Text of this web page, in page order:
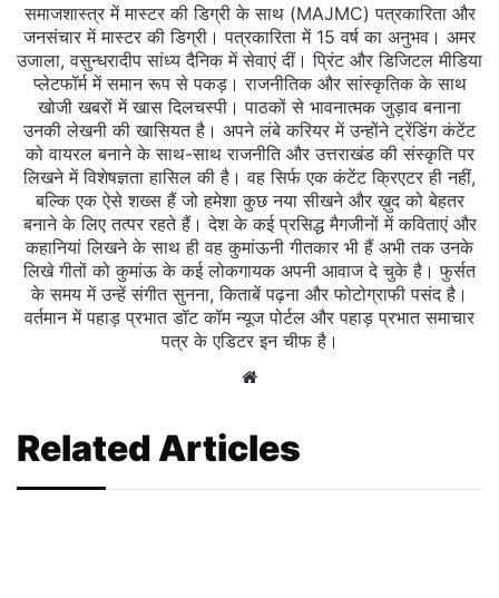
समाजशास्त्र में मास्टर की डिग्री के साथ (MAJMC) पत्रकारिता और
जनसंचार में मास्टर की डिग्री। पत्रकारिता में 15 वर्ष का अनुभव। अमर
उजाला, वसुन्धरादीप सांध्य दैनिक में सेवाएं दीं। प्रिंट और डिजिटल मीडिया
प्लेटफॉर्म में समान रूप से पकड़। राजनीतिक और सांस्कृतिक के साथ
खोजी खबरों में खास दिलचस्‍पी। पाठकों से भावनात्मक जुड़ाव बनाना
उनकी लेखनी की खासियत है। अपने लंबे करियर में उन्होंने ट्रेंडिंग कंटेंट
को वायरल बनाने के साथ-साथ राजनीति और उत्तराखंड की संस्कृति पर
लिखने में विशेषज्ञता हासिल की है। वह सिर्फ एक कंटेंट क्रिएटर ही नहीं,
बल्कि एक ऐसे शख्स हैं जो हमेशा कुछ नया सीखने और ख़ुद को बेहतर
बनाने के लिए तत्पर रहते हैं। देश के कई प्रसिद्ध मैगजीनों में कविताएं और
कहानियां लिखने के साथ ही वह कुमांऊनी गीतकार भी हैं अभी तक उनके
लिखे गीतों को कुमांऊ के कई लोकगायक अपनी आवाज दे चुके है। फुर्सत
के समय में उन्हें संगीत सुनना, किताबें पढ़ना और फोटोग्राफी पसंद है।
वर्तमान में पहाड़ प्रभात डॉट कॉम न्यूज पोर्टल और पहाड़ प्रभात समाचार
पत्र के एडिटर इन चीफ है।
Website
Related Articles